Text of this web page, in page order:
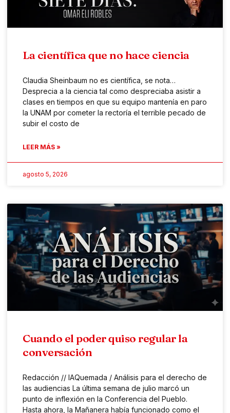
La científica que no hace ciencia
Claudia Sheinbaum no es científica, se nota…
Desprecia a la ciencia tal como despreciaba asistir a
clases en tiempos en que su equipo mantenía en paro
la UNAM por cometer la rectoría el terrible pecado de
subir el costo de
LEER MÁS »
agosto 5, 2026
Cuando el poder quiso regular la
conversación
Redacción // IAQuemada / Análisis para el derecho de
las audiencias La última semana de julio marcó un
punto de inflexión en la Conferencia del Pueblo.
Hasta ahora, la Mañanera había funcionado como el